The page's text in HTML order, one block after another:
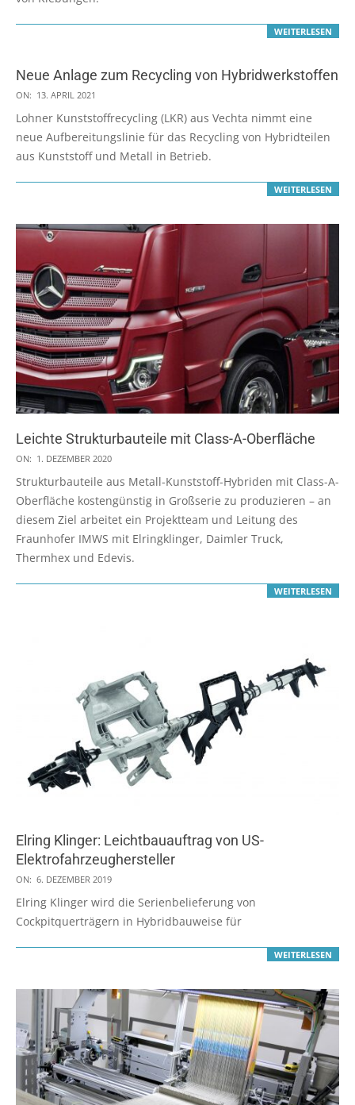
WEITERLESEN
Neue Anlage zum Recycling von Hybridwerkstoffen
2021-
04-
13
ON: 13. APRIL 2021
Lohner Kunststoffrecycling (LKR) aus Vechta nimmt eine
neue Aufbereitungslinie für das Recycling von Hybridteilen
aus Kunststoff und Metall in Betrieb.
WEITERLESEN
Leichte Strukturbauteile mit Class-A-Oberfläche
2020-
12-
01
ON: 1. DEZEMBER 2020
Strukturbauteile aus Metall-Kunststoff-Hybriden mit Class-A-
Oberfläche kostengünstig in Großserie zu produzieren – an
diesem Ziel arbeitet ein Projektteam und Leitung des
Fraunhofer IMWS mit Elringklinger, Daimler Truck,
Thermhex und Edevis.
WEITERLESEN
Elring Klinger: Leichtbauauftrag von US-
Elektrofahrzeughersteller
2019-
12-
06
ON: 6. DEZEMBER 2019
Elring Klinger wird die Serienbelieferung von
Cockpitquerträgern in Hybridbauweise für
WEITERLESEN